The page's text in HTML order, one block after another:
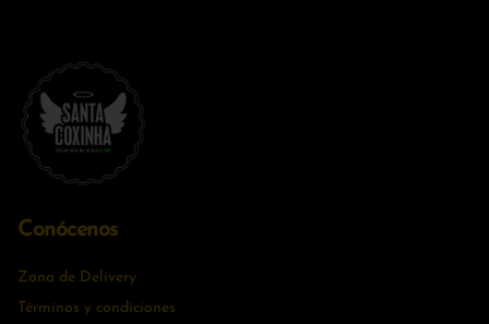
Conócenos
Zona de Delivery
Términos y condiciones